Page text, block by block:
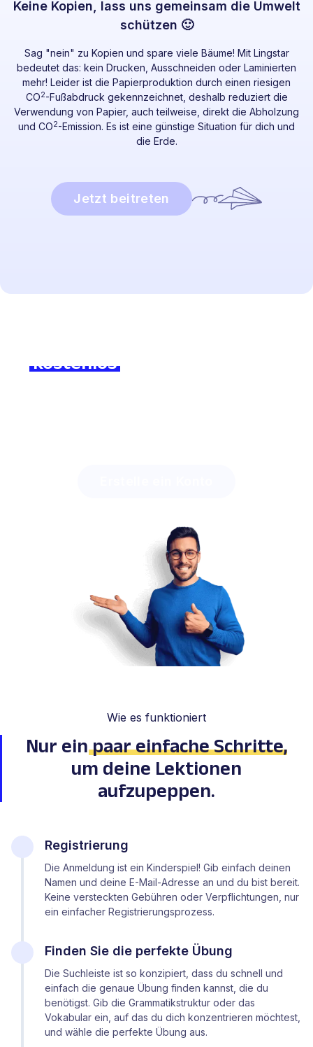
Keine Kopien, lass uns gemeinsam die Umwelt
schützen 🙂
Sag "nein" zu Kopien und spare viele Bäume! Mit Lingstar
bedeutet das: kein Drucken, Ausschneiden oder Laminierten
mehr! Leider ist die Papierproduktion durch einen riesigen
CO2-Fußabdruck gekennzeichnet, deshalb reduziert die
Verwendung von Papier, auch teilweise, direkt die Abholzung
und CO2-Emission. Es ist eine günstige Situation für dich und
die Erde.
Jetzt beitreten
kostenlosan und erleben Sie
Wie es funktioniert
Nur einpaar einfache Schritte,
um deine Lektionen
aufzupeppen.
Registrierung
Die Anmeldung ist ein Kinderspiel! Gib einfach deinen
Namen und deine E-Mail-Adresse an und du bist bereit.
Keine versteckten Gebühren oder Verpflichtungen, nur
ein einfacher Registrierungsprozess.
Finden Sie die perfekte Übung
Die Suchleiste ist so konzipiert, dass du schnell und
einfach die genaue Übung finden kannst, die du
benötigst. Gib die Grammatikstruktur oder das
Vokabular ein, auf das du dich konzentrieren möchtest,
und wähle die perfekte Übung aus.